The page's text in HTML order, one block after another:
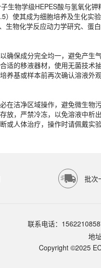
确保成分完全均一，避免产生
适的移液器材，使用无菌技术
养基或样本前再次确认溶液
在洁净区域操作，避免微生物
放，严禁冷冻，以免溶液中析
物科研试剂建议在2-8℃或-
1-3个工作日内发货。如遇缺
生物学级HEPES酸与氢氧化
使其成为细胞培养及生化实
生物化学反应动力学研究、蛋
确保成分完全均一，避免产生
适的移液器材，使用无菌技术
养基或样本前再次确认溶液
在洁净区域操作，避免微生物
放，严禁冷冻，以免溶液中析
或人体治疗，操作时请佩戴
批次
联系电话：
地
Copyright ©2025